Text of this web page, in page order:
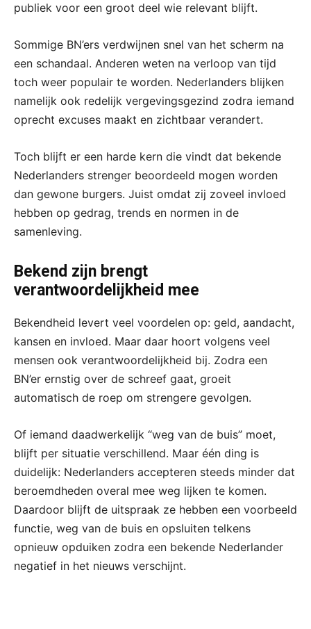
publiek voor een groot deel wie relevant blijft.
Sommige BN’ers verdwijnen snel van het scherm na
een schandaal. Anderen weten na verloop van tijd
toch weer populair te worden. Nederlanders blijken
namelijk ook redelijk vergevingsgezind zodra iemand
oprecht excuses maakt en zichtbaar verandert.
Toch blijft er een harde kern die vindt dat bekende
Nederlanders strenger beoordeeld mogen worden
dan gewone burgers. Juist omdat zij zoveel invloed
hebben op gedrag, trends en normen in de
samenleving.
Bekend zijn brengt
verantwoordelijkheid mee
Bekendheid levert veel voordelen op: geld, aandacht,
kansen en invloed. Maar daar hoort volgens veel
mensen ook verantwoordelijkheid bij. Zodra een
BN’er ernstig over de schreef gaat, groeit
automatisch de roep om strengere gevolgen.
Of iemand daadwerkelijk “weg van de buis” moet,
blijft per situatie verschillend. Maar één ding is
duidelijk: Nederlanders accepteren steeds minder dat
beroemdheden overal mee weg lijken te komen.
Daardoor blijft de uitspraak ze hebben een voorbeeld
functie, weg van de buis en opsluiten telkens
opnieuw opduiken zodra een bekende Nederlander
negatief in het nieuws verschijnt.